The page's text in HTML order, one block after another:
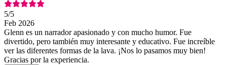
5/5
Feb 2026
Glenn es un narrador apasionado y con mucho humor. Fue
divertido, pero también muy interesante y educativo. Fue increíble
ver las diferentes formas de la lava. ¡Nos lo pasamos muy bien!
Gracias por la experiencia.